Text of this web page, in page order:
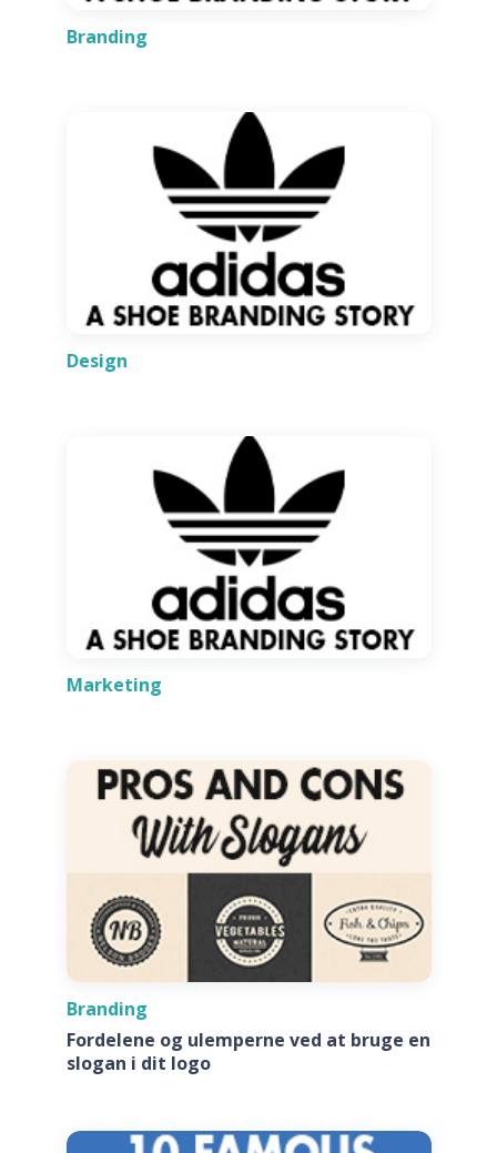
Branding
Design
Marketing
Branding
Fordelene og ulemperne ved at bruge en
slogan i dit logo